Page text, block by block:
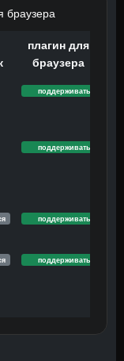
браузера
плагин для
браузера
поддерживать
поддерживать
поддерживать
поддерживать